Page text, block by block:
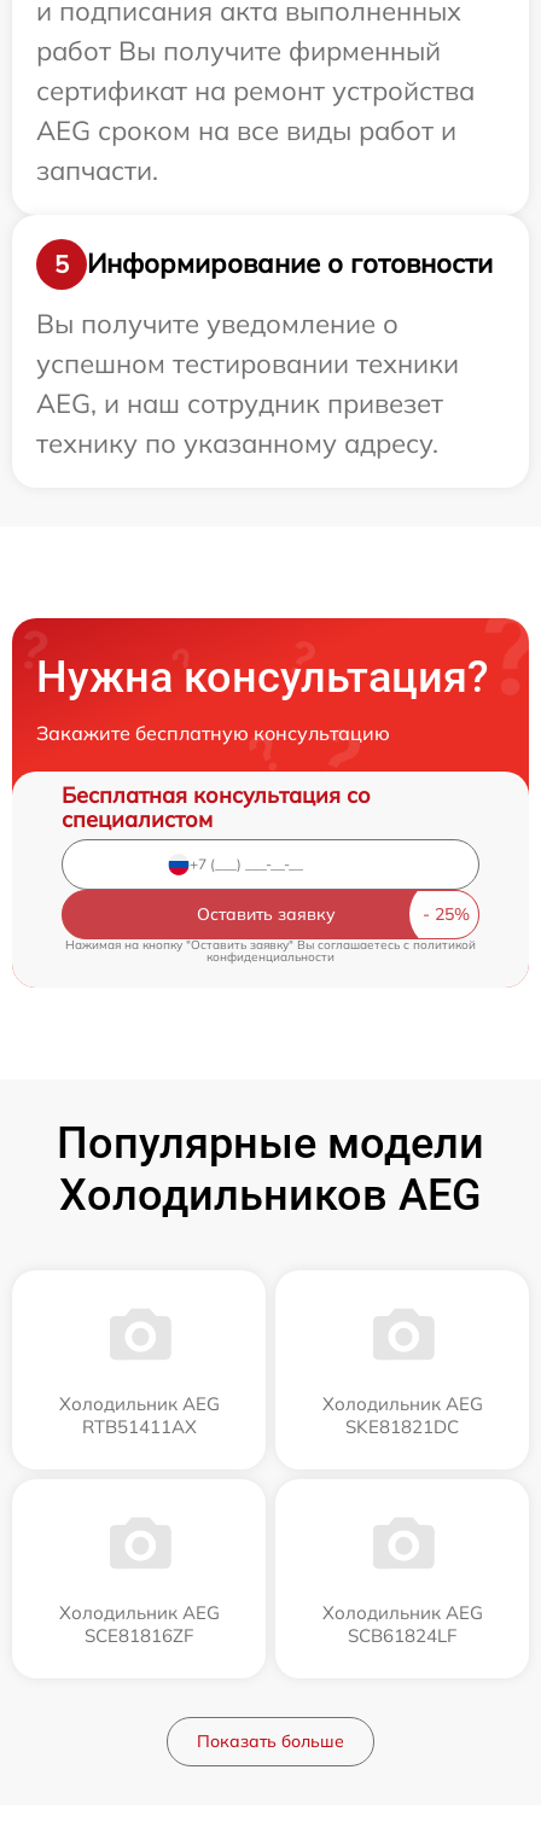
и подписания акта выполненных
работ Вы получите фирменный
сертификат на ремонт устройства
AEG сроком на все виды работ и
запчасти.
5
Информирование о готовности
Вы получите уведомление о
успешном тестировании техники
AEG, и наш сотрудник привезет
технику по указанному адресу.
Нужна консультация?
Закажите бесплатную консультацию
Бесплатная консультация со
специалистом
Оставить заявку
Нажимая на кнопку "Оставить заявку" Вы соглашаетесь cполитикой
конфиденциальности
Популярные модели
Холодильников AEG
Холодильник AEG
RTB51411AX
Холодильник AEG
SKE81821DC
Холодильник AEG
SCE81816ZF
Холодильник AEG
SCB61824LF
Показать больше